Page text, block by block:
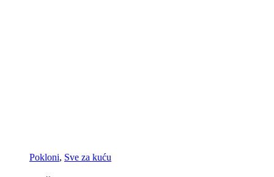
Pokloni, Sve za kuću